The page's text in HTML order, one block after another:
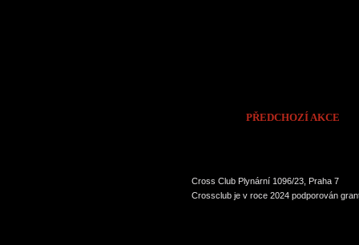
PŘEDCHOZÍ AKCE
Cross Club Plynární 1096/23, Praha 7
Crossclub je v roce 2024 podporován